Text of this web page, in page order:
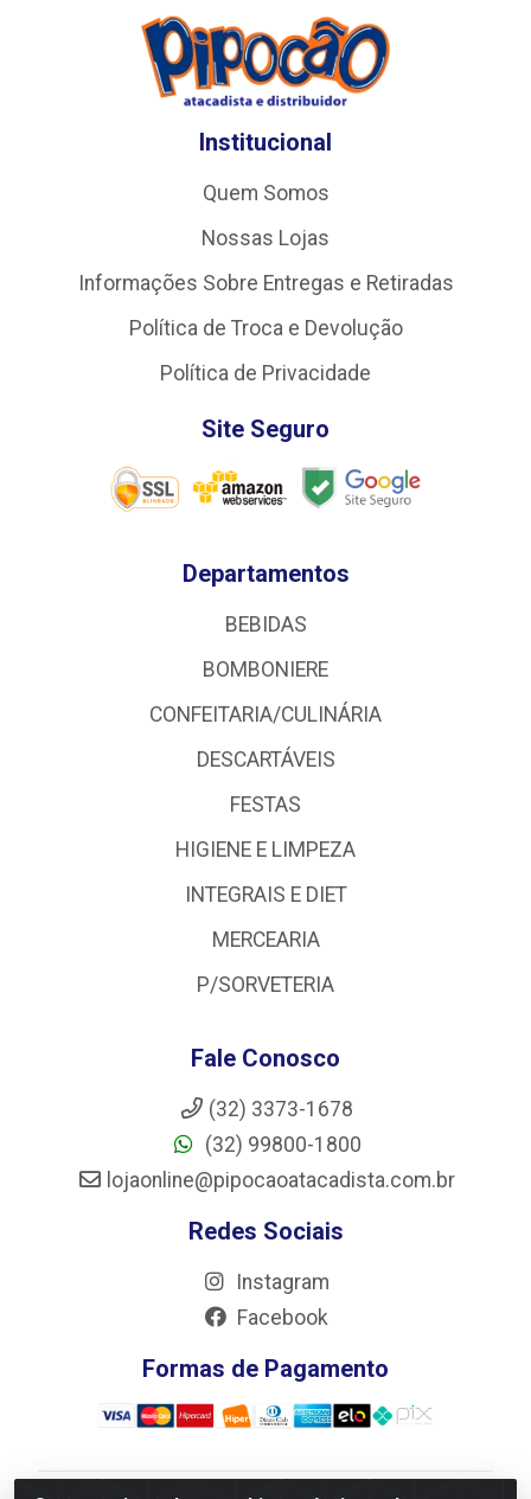
Institucional
Quem Somos
Nossas Lojas
Informações Sobre Entregas e Retiradas
Política de Troca e Devolução
Política de Privacidade
Site Seguro
Departamentos
BEBIDAS
BOMBONIERE
CONFEITARIA/CULINÁRIA
DESCARTÁVEIS
FESTAS
HIGIENE E LIMPEZA
INTEGRAIS E DIET
MERCEARIA
P/SORVETERIA
Fale Conosco
(32) 3373-1678
(32) 99800-1800
lojaonline@pipocaoatacadista.com.br
Redes Sociais
Instagram
Facebook
Formas de Pagamento